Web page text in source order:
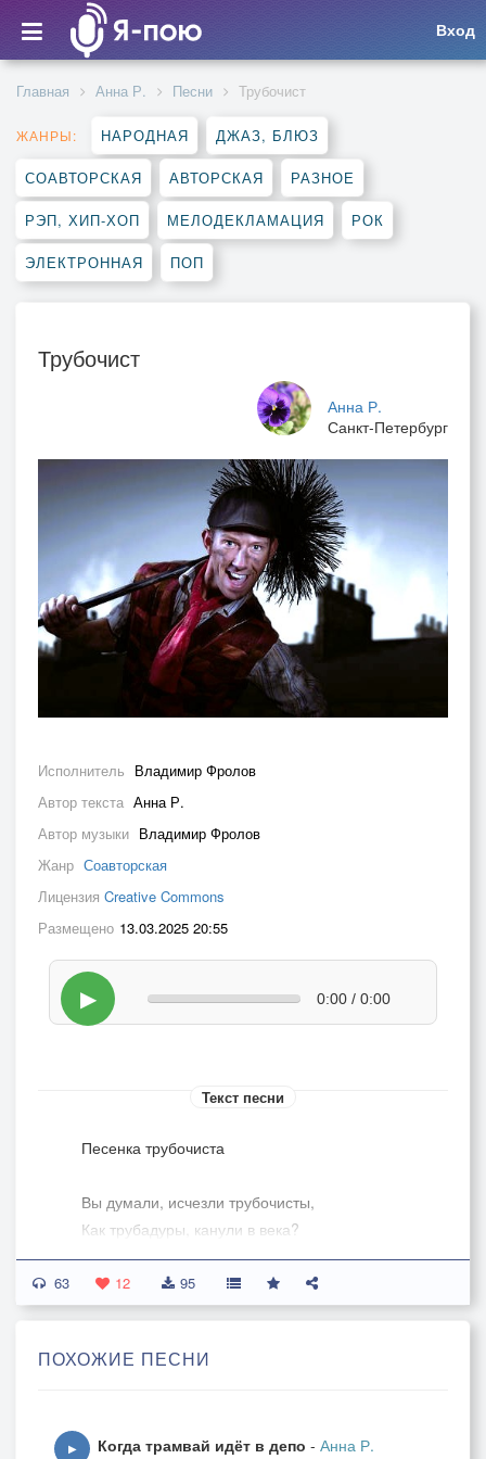
Вход
Главная Анна Р. Песни Трубочист
ЖАНРЫ: НАРОДНАЯ ДЖАЗ, БЛЮЗ
СОАВТОРСКАЯ АВТОРСКАЯ РАЗНОЕ
РЭП, ХИП-ХОП МЕЛОДЕКЛАМАЦИЯ РОК
ЭЛЕКТРОННАЯ ПОП
Трубочист
Анна Р.
Санкт-Петербург
Исполнитель Владимир Фролов
Автор текста Анна Р.
Автор музыки Владимир Фролов
Жанр Соавторская
Лицензия Creative Commons
Размещено 13.03.2025 20:55
▶ 0:00 / 0:00
Текст песни
Песенка трубочиста
Вы думали, исчезли трубочисты,
Как трубадуры, канули в века?
А вот он я – поджарый и плечистый,
Хоть в саже, но востребован пока.
Со мной на крыше голуби, коты.
63 12 95
ПОХОЖИЕ ПЕСНИ
▶ Когда трамвай идёт в депо - Анна Р.